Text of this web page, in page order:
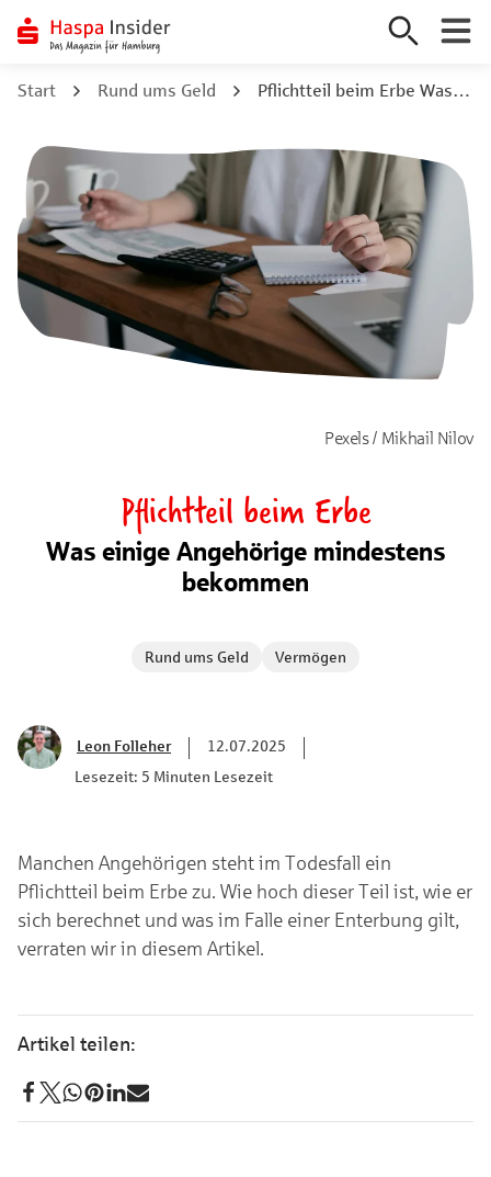
Inhalt
Start Rund ums Geld Pflichtteil beim Erbe Was einige Angehörige mindestens bekommen
Pexels / Mikhail Nilov
Pflichtteil beim Erbe
Was einige Angehörige mindestens
bekommen
Rund ums Geld Vermögen
Leon Folleher
12.07.2025
Lesezeit: 5 Minuten Lesezeit
Manchen Angehörigen steht im Todesfall ein
Pflichtteil beim Erbe zu. Wie hoch dieser Teil ist, wie er
sich berechnet und was im Falle einer Enterbung gilt,
verraten wir in diesem Artikel.